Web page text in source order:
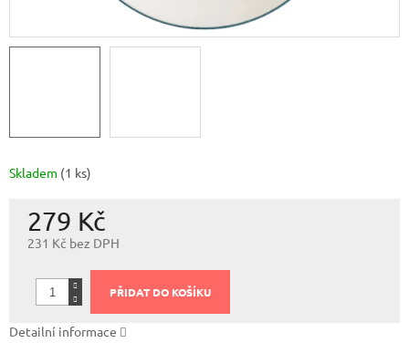
279 Kč
231 Kč bez DPH
cena:
Skladem (1 ks)
PŘIDAT DO KOŠÍKU
Detailní informace